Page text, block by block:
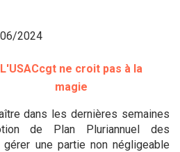
2024
L'USACcgt ne croit pas à la
magie
dans les dernières semaines
de Plan Pluriannuel des
une partie non négligeable